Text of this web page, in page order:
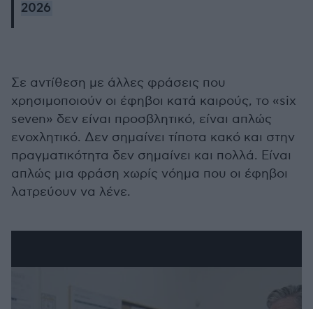
2026
Σε αντίθεση με άλλες φράσεις που
χρησιμοποιούν οι έφηβοι κατά καιρούς, το «six
seven» δεν είναι προσβλητικό, είναι απλώς
ενοχλητικό. Δεν σημαίνει τίποτα κακό και στην
πραγματικότητα δεν σημαίνει και πολλά. Είναι
απλώς μια φράση χωρίς νόημα που οι έφηβοι
λατρεύουν να λένε.